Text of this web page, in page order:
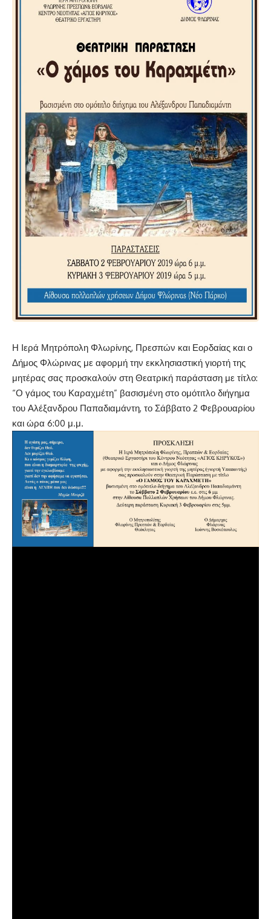
Η Ιερά Μητρόπολη Φλωρίνης, Πρεσπών και Εορδαίας και ο
Δήμος Φλώρινας με αφορμή την εκκλησιαστική γιορτή της
μητέρας σας προσκαλούν στη Θεατρική παράσταση με τίτλο:
“Ο γάμος του Καραχμέτη” βασισμένη στο ομότιτλο διήγημα
του Αλέξανδρου Παπαδιαμάντη, το Σάββατο 2 Φεβρουαρίου
και ώρα 6:00 μ.μ.